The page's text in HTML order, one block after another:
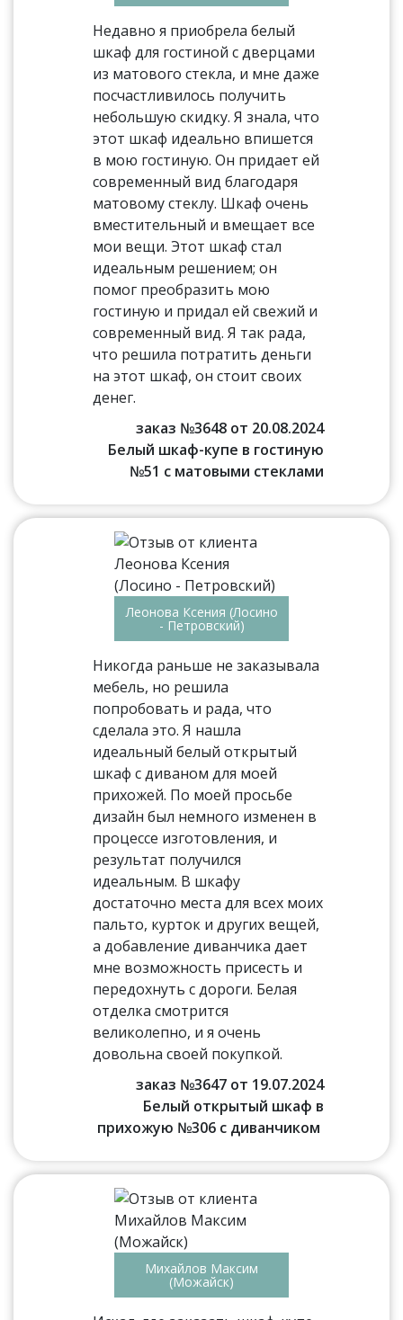
Недавно я приобрела белый
шкаф для гостиной с дверцами
из матового стекла, и мне даже
посчастливилось получить
небольшую скидку. Я знала, что
этот шкаф идеально впишется
в мою гостиную. Он придает ей
современный вид благодаря
матовому стеклу. Шкаф очень
вместительный и вмещает все
мои вещи. Этот шкаф стал
идеальным решением; он
помог преобразить мою
гостиную и придал ей свежий и
современный вид. Я так рада,
что решила потратить деньги
на этот шкаф, он стоит своих
денег.
заказ №3648 от 20.08.2024
Белый шкаф-купе в гостиную
№51 с матовыми стеклами
Леонова Ксения (Лосино
- Петровский)
Никогда раньше не заказывала
мебель, но решила
попробовать и рада, что
сделала это. Я нашла
идеальный белый открытый
шкаф с диваном для моей
прихожей. По моей просьбе
дизайн был немного изменен в
процессе изготовления, и
результат получился
идеальным. В шкафу
достаточно места для всех моих
пальто, курток и других вещей,
а добавление диванчика дает
мне возможность присесть и
передохнуть с дороги. Белая
отделка смотрится
великолепно, и я очень
довольна своей покупкой.
заказ №3647 от 19.07.2024
Белый открытый шкаф в
прихожую №306 с диванчиком
Михайлов Максим
(Можайск)